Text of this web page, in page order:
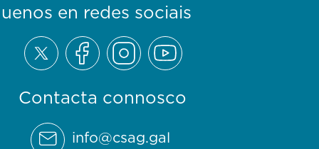
Contacta connosco
info@csag.gal
en redes sociais